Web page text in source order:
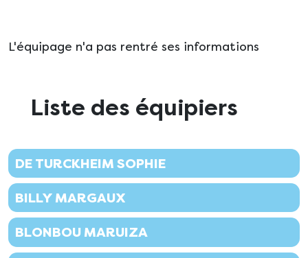
L'équipage n'a pas rentré ses informations
Liste des équipiers
DE TURCKHEIM SOPHIE
BILLY MARGAUX
BLONBOU MARUIZA